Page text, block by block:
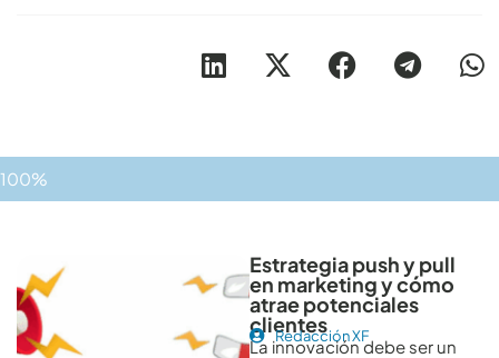
100%
Estrategia push y pull
en marketing y cómo
atrae potenciales
clientes
Redacción XF
La innovación debe ser un